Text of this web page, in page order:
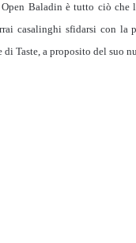
Open Baladin è tutto ciò
casalinghi sfidarsi con la
Taste, a proposito del suo